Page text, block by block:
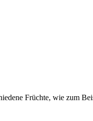
Früchte, wie zum